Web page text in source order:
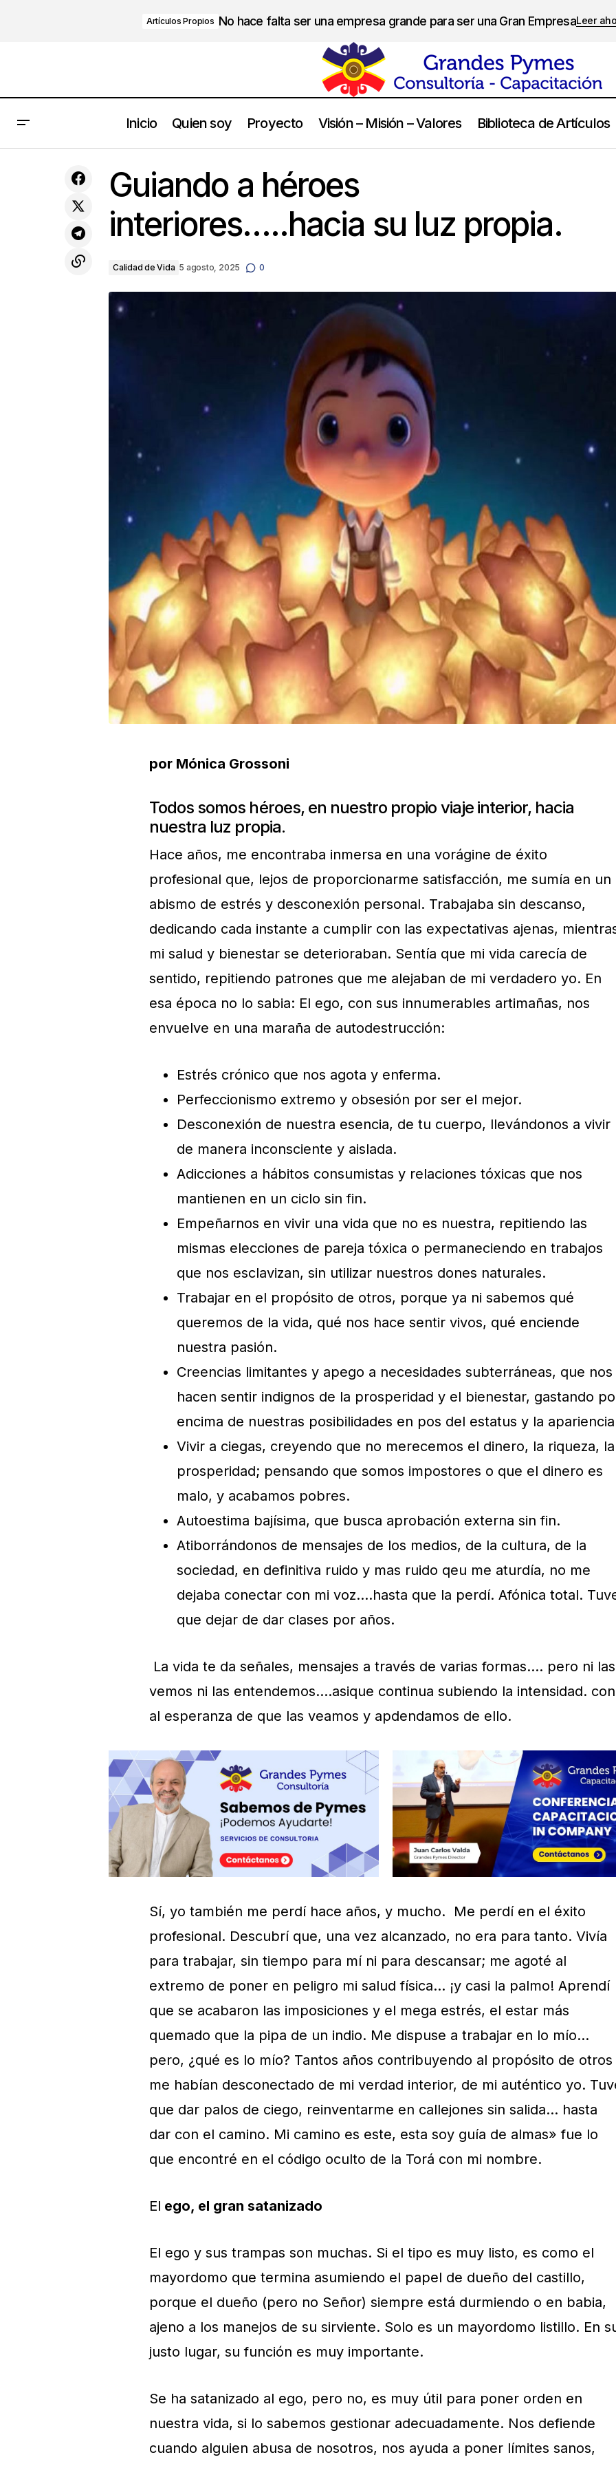
Artículos Propios No hace falta ser una empresa grande para ser una Gran EmpresaLeer
Inicio Quien soy Proyecto Visión – Misión – Valores Biblioteca de Artículos
Transición a familia empresaria.Guiando a héroes
interiores…..hacia su luz propia.
Calidad de Vida 5 agosto, 2025 0
por Mónica Grossoni
Todos somos héroes, en nuestro propio viaje interior, hacia
nuestra luz propia.
Hace años, me encontraba inmersa en una vorágine de éxito
profesional que, lejos de proporcionarme satisfacción, me sumía en un
abismo de estrés y desconexión personal. Trabajaba sin descanso,
dedicando cada instante a cumplir con las expectativas ajenas,
mi salud y bienestar se deterioraban. Sentía que mi vida carecía de
sentido, repitiendo patrones que me alejaban de mi verdadero yo. En
esa época no lo sabia: El ego, con sus innumerables artimañas, nos
envuelve en una maraña de autodestrucción:
Estrés crónico que nos agota y enferma.
Perfeccionismo extremo y obsesión por ser el mejor.
Desconexión de nuestra esencia, de tu cuerpo, llevándonos a vivir
de manera inconsciente y aislada.
Adicciones a hábitos consumistas y relaciones tóxicas que nos
mantienen en un ciclo sin fin.
Empeñarnos en vivir una vida que no es nuestra, repitiendo las
mismas elecciones de pareja tóxica o permaneciendo en trabajos
que nos esclavizan, sin utilizar nuestros dones naturales.
Trabajar en el propósito de otros, porque ya ni sabemos qué
queremos de la vida, qué nos hace sentir vivos, qué enciende
nuestra pasión.
Creencias limitantes y apego a necesidades subterráneas, que nos
hacen sentir indignos de la prosperidad y el bienestar, gastando
encima de nuestras posibilidades en pos del estatus y la
Vivir a ciegas, creyendo que no merecemos el dinero, la riqueza, la
prosperidad; pensando que somos impostores o que el dinero es
malo, y acabamos pobres.
Autoestima bajísima, que busca aprobación externa sin fin.
Atiborrándonos de mensajes de los medios, de la cultura, de la
sociedad, en definitiva ruido y mas ruido qeu me aturdía, no me
dejaba conectar con mi voz….hasta que la perdí. Afónica total.
que dejar de dar clases por años.
La vida te da señales, mensajes a través de varias formas…. pero ni las
vemos ni las entendemos….asique continua subiendo la intensidad. con
al esperanza de que las veamos y apdendamos de ello.
Sí, yo también me perdí hace años, y mucho. Me perdí en el éxito
profesional. Descubrí que, una vez alcanzado, no era para tanto. Vivía
para trabajar, sin tiempo para mí ni para descansar; me agoté al
extremo de poner en peligro mi salud física… ¡y casi la palmo! Aprendí
que se acabaron las imposiciones y el mega estrés, el estar más
quemado que la pipa de un indio. Me dispuse a trabajar en lo mío…
pero, ¿qué es lo mío? Tantos años contribuyendo al propósito de otros
me habían desconectado de mi verdad interior, de mi auténtico yo.
que dar palos de ciego, reinventarme en callejones sin salida… hasta
dar con el camino. Mi camino es este, esta soy guía de almas» fue lo
que encontré en el código oculto de la Torá con mi nombre.
El ego, el gran satanizado
El ego y sus trampas son muchas. Si el tipo es muy listo, es como el
mayordomo que termina asumiendo el papel de dueño del castillo,
porque el dueño (pero no Señor) siempre está durmiendo o en babia,
ajeno a los manejos de su sirviente. Solo es un mayordomo listillo. En
justo lugar, su función es muy importante.
Se ha satanizado al ego, pero no, es muy útil para poner orden en
nuestra vida, si lo sabemos gestionar adecuadamente. Nos defiende
cuando alguien abusa de nosotros, nos ayuda a poner límites sanos,